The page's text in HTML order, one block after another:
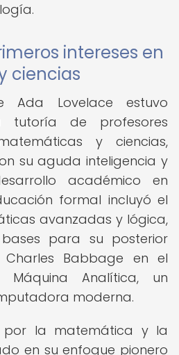
intereses en
ciencias
Ada Lovelace estuvo
de profesores
y ciencias,
su aguda inteligencia y
académico en
formal incluyó el
avanzadas y lógica,
para su posterior
Babbage en el
Analítica, un
moderna.
por la matemática y la
en su enfoque pionero